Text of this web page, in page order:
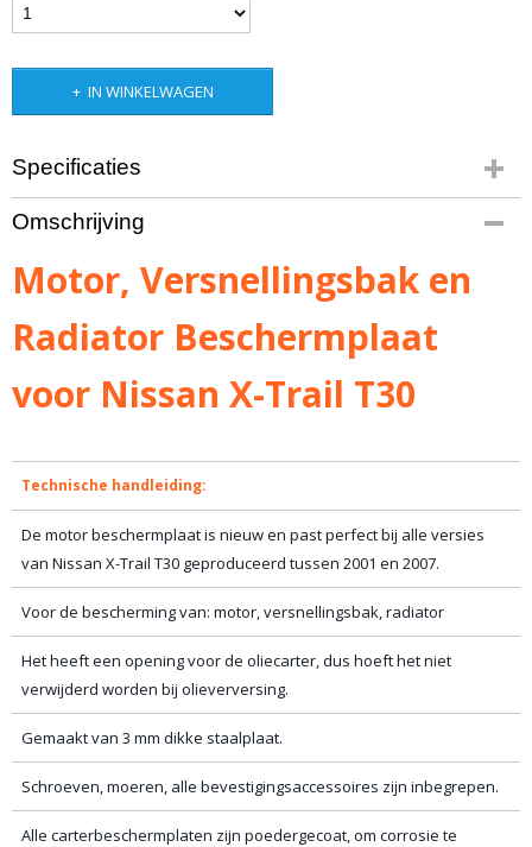
IN WINKELWAGEN
Specificaties
Bruto gewicht
12,60 Kg
Omschrijving
Motor, Versnellingsbak en
Radiator Beschermplaat
voor Nissan X-Trail T30
Technische handleiding:
De motor beschermplaat is nieuw en past perfect bij alle versies
van Nissan X-Trail T30 geproduceerd tussen 2001 en 2007.
Voor de bescherming van: motor, versnellingsbak, radiator
Het heeft een opening voor de oliecarter, dus hoeft het niet
verwijderd worden bij olieverversing.
Gemaakt van 3 mm dikke staalplaat.
Schroeven, moeren, alle bevestigingsaccessoires zijn inbegrepen.
Alle carterbeschermplaten zijn poedergecoat, om corrosie te